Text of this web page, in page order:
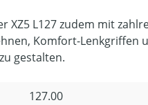
XZ5 L127 zudem mit
Komfort-Lenkgriffen
gestalten.
127.00